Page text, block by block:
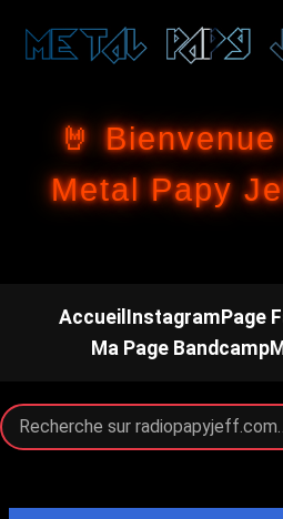
Accéder au
🤘
Metal Papy
Accueil InstagramPage
Ma Page Bandcamp